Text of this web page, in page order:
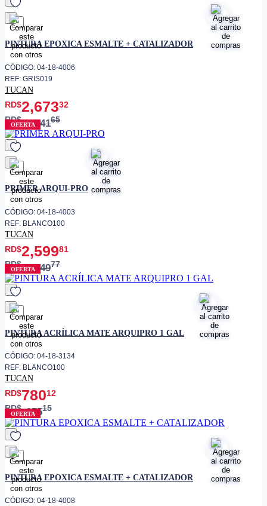
favorito
PINTURA EPOXICA ESMALTE + CATALIZADOR
CÓDIGO: 04-18-4006
REF: GRIS019
TUCAN
RD$2,67332
RD$3,34165
OFERTA
favorito
PRIMER ARQUI-PRO
CÓDIGO: 04-18-4003
REF: BLANCO100
TUCAN
RD$2,59981
RD$3,24977
OFERTA
favorito
PINTURA ACRÍLICA MATE ARQUIPRO 1 GAL
CÓDIGO: 04-18-3134
REF: BLANCO100
TUCAN
RD$78012
RD$97515
OFERTA
favorito
PINTURA EPOXICA ESMALTE + CATALIZADOR
CÓDIGO: 04-18-4008